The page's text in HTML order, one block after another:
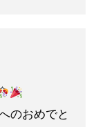
のおめでと